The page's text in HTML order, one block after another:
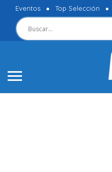
Eventos Top Selección